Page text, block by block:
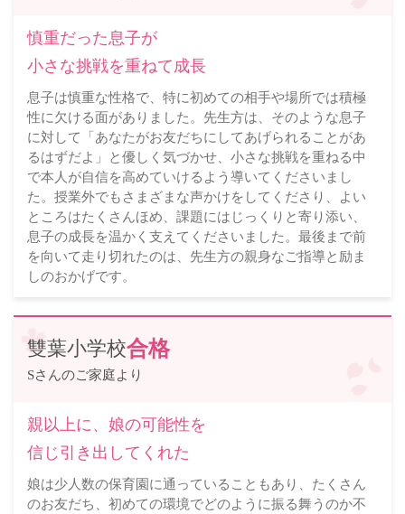
慎重だった息子が
小さな挑戦を重ねて成長
息子は慎重な性格で、特に初めての相手や場所では積極
性に欠ける面がありました。先生方は、そのような息子
に対して「あなたがお友だちにしてあげられることがあ
るはずだよ」と優しく気づかせ、小さな挑戦を重ねる中
で本人が自信を高めていけるよう導いてくださいまし
た。授業外でもさまざまな声かけをしてくださり、よい
ところはたくさんほめ、課題にはじっくりと寄り添い、
息子の成長を温かく支えてくださいました。最後まで前
を向いて走り切れたのは、先生方の親身なご指導と励ま
しのおかげです。
雙葉小学校合格
Sさんのご家庭より
親以上に、娘の可能性を
信じ引き出してくれた
娘は少人数の保育園に通っていることもあり、たくさん
のお友だち、初めての環境でどのように振る舞うのか不